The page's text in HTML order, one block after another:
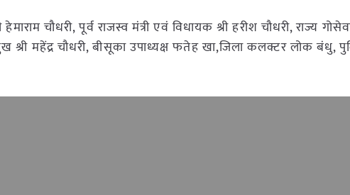
हेमाराम चौधरी, पूर्व राजस्व मंत्री एवं विधायक श्री हरीश चौधरी, राज्य
श्री महेंद्र चौधरी, बीसूका उपाध्यक्ष फतेह खा,जिला कलक्टर लोक बंधु,